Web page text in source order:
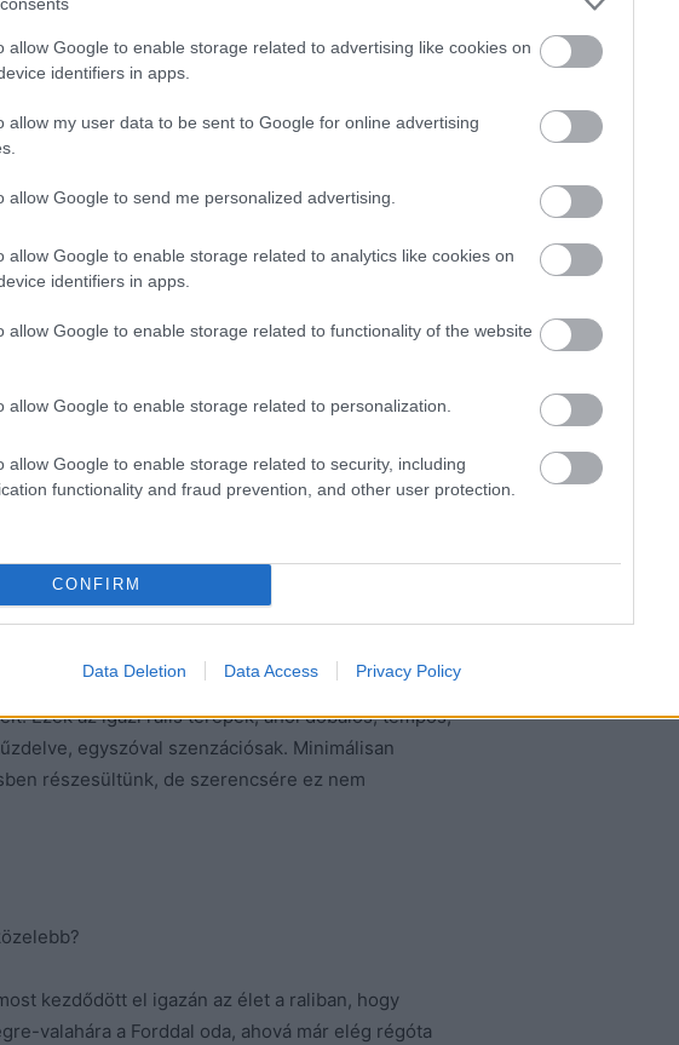
allow Google to enable storage related to advertising like cookies on
identifiers in apps.
allow my user data to be sent to Google for online advertising
allow Google to send me personalized advertising.
allow Google to enable storage related to analytics like cookies on
identifiers in apps.
allow Google to enable storage related to functionality of the website
allow Google to enable storage related to personalization.
allow Google to enable storage related to security, including
functionality and fraud prevention, and other user protection.
CONFIRM
Data Deletion Data Access Privacy Policy
ahogy az időjárás és a pályák minősége változott.
tempósabbra is írhatjuk legközelebb a
a kocsi tényleg elkezdett velünk együtt élni és
a ranglétrán. Végül pedig az RC4 és ORB
hosszú idő után a többiek közé, amit már
reggel, mert slickkel mentünk ki, míg a
tapogatóztam, kicsit lábújhegyen kezdtem, de
felzárkózni a negyedik helyről a harmadikra,
hogy végre egy jó hangulatú, felszabadult…
magunk mögött a Forddal, ami fergeteges érzés.
Ezek az igazi ralis terepek, ahol dobálós, tempós,
egyszóval szenzációsak. Minimálisan
részesültünk, de szerencsére ez nem
kezdődött el igazán az élet a raliban, hogy
valahára a Forddal oda, ahová már elég régóta